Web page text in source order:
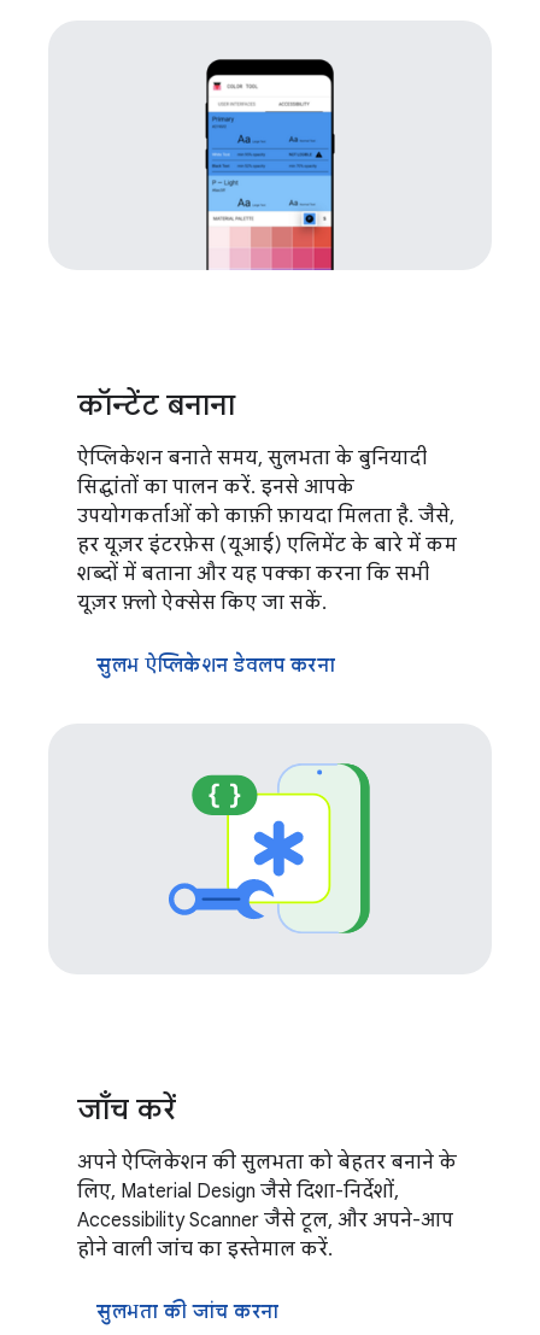
कॉन्टेंट बनाना
ऐप्लिकेशन बनाते समय, सुलभता के बुनियादी
सिद्धांतों का पालन करें. इनसे आपके
उपयोगकर्ताओं को काफ़ी फ़ायदा मिलता है. जैसे,
हर यूज़र इंटरफ़ेस (यूआई) एलिमेंट के बारे में कम
शब्दों में बताना और यह पक्का करना कि सभी
यूज़र फ़्लो ऐक्सेस किए जा सकें.
सुलभ ऐप्लिकेशन डेवलप करना
जाँच करें
अपने ऐप्लिकेशन की सुलभता को बेहतर बनाने के
लिए, Material Design जैसे दिशा-निर्देशों,
Accessibility Scanner जैसे टूल, और अपने-आप
होने वाली जांच का इस्तेमाल करें.
सुलभता की जांच करना